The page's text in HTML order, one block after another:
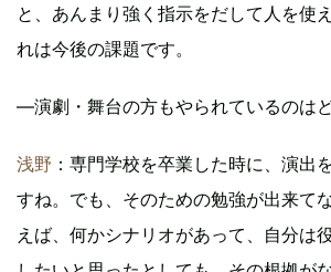
と、あんまり強く指示をだして人を使
れは今後の課題です。
―演劇・舞台の方もやられているのは
浅野 ：専門学校を卒業した時に、演出
すね。でも、そのための勉強が出来て
えば、何かシナリオがあって、自分は